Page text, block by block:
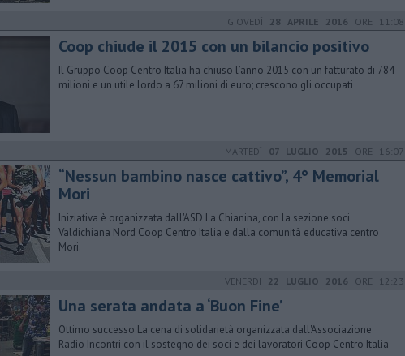
GIOVEDÌ 28 APRILE 2016 ORE 11:08
Coop chiude il 2015 con un bilancio positivo
Il Gruppo Coop Centro Italia ha chiuso l’anno 2015 con un fatturato di 784
milioni e un utile lordo a 67 milioni di euro; crescono gli occupati
MARTEDÌ 07 LUGLIO 2015 ORE 16:07
“Nessun bambino nasce cattivo”, 4° Memorial
Mori
Iniziativa è organizzata dall'ASD La Chianina, con la sezione soci
Valdichiana Nord Coop Centro Italia e dalla comunità educativa centro
Mori.
VENERDÌ 22 LUGLIO 2016 ORE 12:23
Una serata andata a ‘Buon Fine’
Ottimo successo La cena di solidarietà organizzata dall'Associazione
Radio Incontri con il sostegno dei soci e dei lavoratori Coop Centro Italia